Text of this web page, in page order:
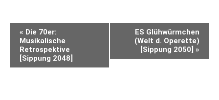
VERANSTALTUNG-
NAVIGATION
« Die 70er:
Musikalische
Retrospektive
[Sippung 2048]
ES Glühwürmchen
(Welt d. Operette)
[Sippung 2050] »